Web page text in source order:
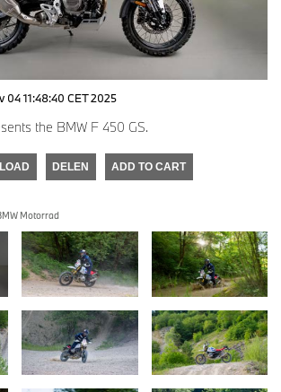
04 11:48:40 CET 2025
the BMW F 450 GS.
DELEN ADD TO CART
Motorrad